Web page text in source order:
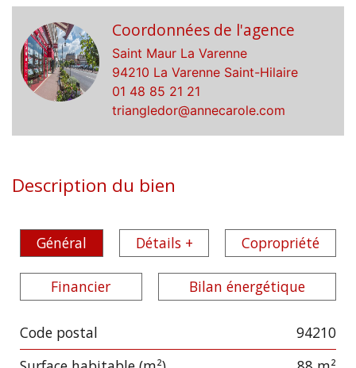
Coordonnées de l'agence
Saint Maur La Varenne
94210 La Varenne Saint-Hilaire
01 48 85 21 21
triangledor@annecarole.com
Description du bien
Général Détails + Copropriété
Financier Bilan énergétique
Label Value
Code postal
94210